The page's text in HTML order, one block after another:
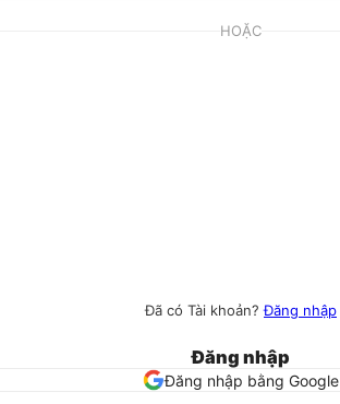
HOẶC
Đã có Tài khoản?Đăng nhập
Đăng nhập
Đăng nhập bằng Google